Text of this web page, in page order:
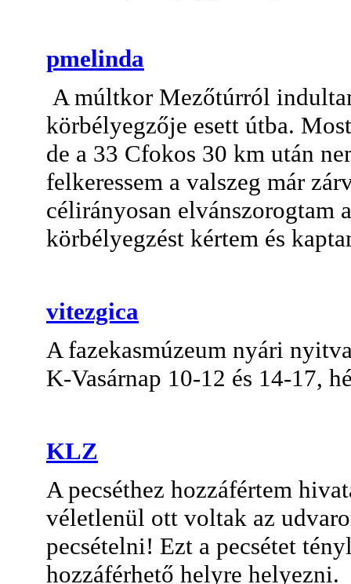
pmelinda
A múltkor Mezőtúrról
körbélyegzője esett útba.
de a 33 Cfokos 30 km után
felkeressem a valszeg már
célirányosan elvánszorogtam
körbélyegzést kértem és
vitezgica
A fazekasmúzeum nyári
K-Vasárnap 10-12 és 14-17,
KLZ
A pecséthez hozzáfértem
véletlenül ott voltak az
pecsételni! Ezt a pecsétet
hozzáférhető helyre helyezni.